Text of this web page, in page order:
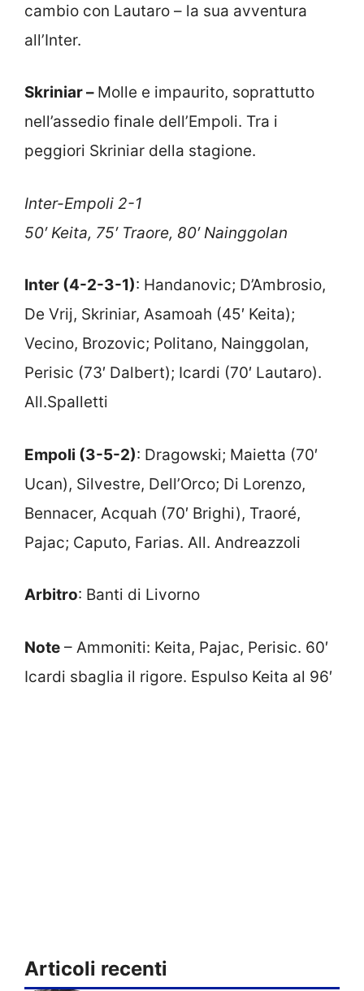
cambio con Lautaro – la sua avventura
all’Inter.
Skriniar – Molle e impaurito, soprattutto
nell’assedio finale dell’Empoli. Tra i
peggiori Skriniar della stagione.
Inter-Empoli 2-1
50′ Keita, 75′ Traore, 80′ Nainggolan
Inter (4-2-3-1): Handanovic; D’Ambrosio,
De Vrij, Skriniar, Asamoah (45′ Keita);
Vecino, Brozovic; Politano, Nainggolan,
Perisic (73′ Dalbert); Icardi (70′ Lautaro).
All.Spalletti
Empoli (3-5-2): Dragowski; Maietta (70′
Ucan), Silvestre, Dell’Orco; Di Lorenzo,
Bennacer, Acquah (70′ Brighi), Traoré,
Pajac; Caputo, Farias. All. Andreazzoli
Arbitro: Banti di Livorno
Note – Ammoniti: Keita, Pajac, Perisic. 60′
Icardi sbaglia il rigore. Espulso Keita al 96′
Articoli recenti